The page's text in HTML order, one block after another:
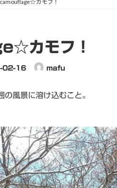
camouflage☆カモフ！
カモフ！
02-16 mafu
風景に溶け込むこと。